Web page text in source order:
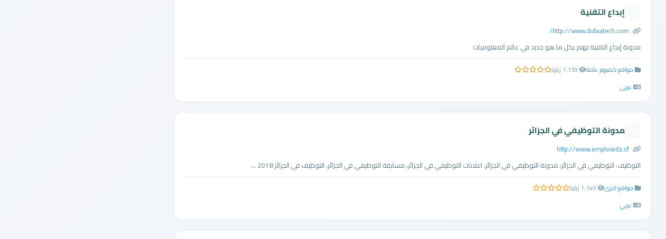
إبداع التقنية
http://www.ibdaatech.com/
مدونة إبداع التقنية تهتم بكل ما هو جديد في عالم المعلوميات
مواقع كمبيوتر عامة 0.0 من 5 نجوم
عربي
مدونة التوظيفي في الجزائر
http://www.emploiedz.cf
التوظيف، التوظيفي في الجزائر، مدونة التوظيفي في الجزائر، اعلانات التوظيفي في الجزائر، مسابقة التوظيفي في الجزائر، التوظيف في الجزائر 2018 ...
مواقع اخرى 0.0 من 5 نجوم
عربي